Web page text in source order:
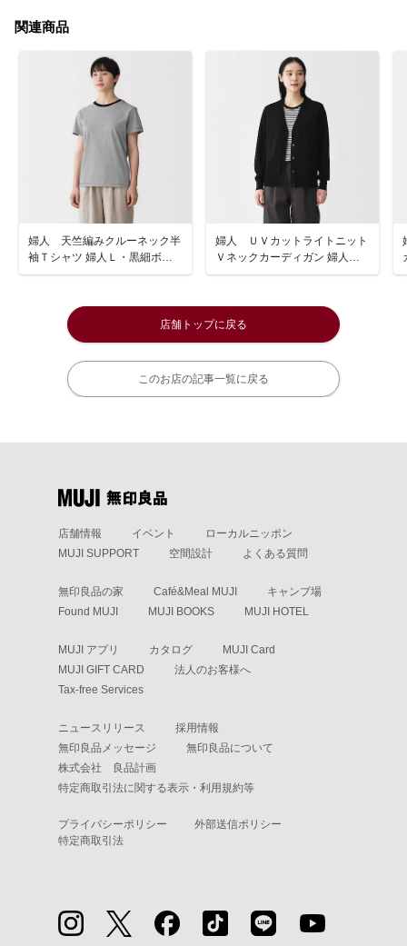
関連商品
婦人 天竺編みクルーネック半
袖Ｔシャツ 婦人Ｌ・黒細ボー
ダー
婦人 ＵＶカットライトニット
Ｖネックカーディガン 婦人
Ｌ・黒
店舗トップに戻る
このお店の記事一覧に戻る
店舗情報 イベント
ローカルニッポン
MUJI SUPPORT
空間設計 よくある質問
無印良品の家 Café&Meal MUJI
キャンプ場
Found MUJI
MUJI BOOKS MUJI HOTEL
MUJI アプリ カタログ
MUJI Card
MUJI GIFT CARD
法人のお客様へ
Tax-free Services
ニュースリリース
採用情報
無印良品メッセージ
無印良品について
株式会社 良品計画
特定商取引法に関する表示・利用規約等
プライバシーポリシー
外部送信ポリシー
特定商取引法